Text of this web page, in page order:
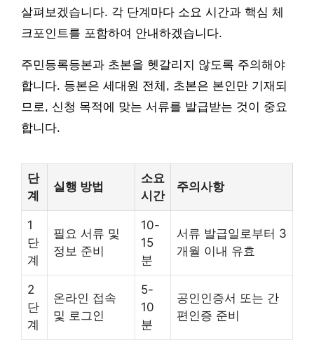
살펴보겠습니다. 각 단계마다 소요 시간과 핵심 체
크포인트를 포함하여 안내하겠습니다.
주민등록등본과 초본을 헷갈리지 않도록 주의해야
합니다. 등본은 세대원 전체, 초본은 본인만 기재되
므로, 신청 목적에 맞는 서류를 발급받는 것이 중요
합니다.
단
계
실행 방법
소요
시간
주의사항
1
단
계
필요 서류 및
정보 준비
10-
15
분
서류 발급일로부터 3
개월 이내 유효
2
단
계
온라인 접속
및 로그인
5-
10
분
공인인증서 또는 간
편인증 준비